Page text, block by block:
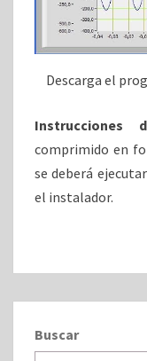
Descarga el
Instrucciones
comprimido en
se deberá
el instalador.
Buscar